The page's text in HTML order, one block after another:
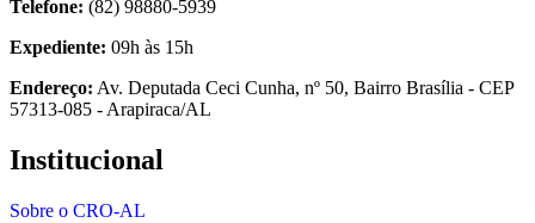
Telefone: (82) 98880-5939
Expediente: 09h às 15h
Endereço: Av. Deputada Ceci Cunha, nº 50, Bairro Brasília - CEP
57313-085 - Arapiraca/AL
Institucional
Sobre o CRO-AL